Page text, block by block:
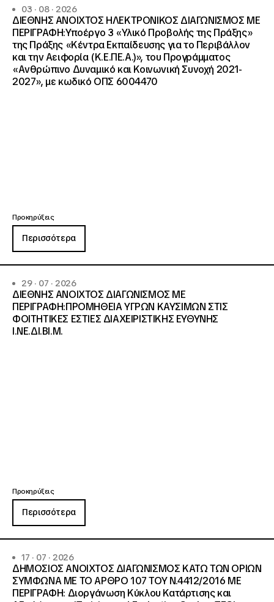
03 · 08 · 2026
ΔΙΕΘΝΗΣ ΑΝΟΙΧΤΟΣ ΗΛΕΚΤΡΟΝΙΚΟΣ ΔΙΑΓΩΝΙΣΜΟΣ ΜΕ
ΠΕΡΙΓΡΑΦΗ:Υποέργο 3 «Υλικό Προβολής της Πράξης»
της Πράξης «Κέντρα Εκπαίδευσης για το Περιβάλλον
και την Αειφορία (Κ.Ε.ΠΕ.Α.)», του Προγράμματος
«Ανθρώπινο Δυναμικό και Κοινωνική Συνοχή 2021-
2027», με κωδικό ΟΠΣ 6004470
Προκηρύξεις
Περισσότερα
29 · 07 · 2026
ΔΙΕΘΝΗΣ ΑΝΟΙΧΤΟΣ ΔΙΑΓΩΝΙΣΜΟΣ ΜΕ
ΠΕΡΙΓΡΑΦΗ:ΠΡΟΜΗΘΕΙΑ ΥΓΡΩΝ ΚΑΥΣΙΜΩΝ ΣΤΙΣ
ΦΟΙΤΗΤΙΚΕΣ ΕΣΤΙΕΣ ΔΙΑΧΕΙΡΙΣΤΙΚΗΣ ΕΥΘΥΝΗΣ
Ι.ΝΕ.ΔΙ.ΒΙ.Μ.
Προκηρύξεις
Περισσότερα
17 · 07 · 2026
ΔΗΜΟΣΙΟΣ ΑΝΟΙΧΤΟΣ ΔΙΑΓΩΝΙΣΜΟΣ ΚΑΤΩ ΤΩΝ ΟΡΙΩΝ
ΣΥΜΦΩΝΑ ΜΕ ΤΟ ΑΡΘΡΟ 107 ΤΟΥ Ν.4412/2016 ΜΕ
ΠΕΡΙΓΡΑΦΗ: Διοργάνωση Κύκλου Κατάρτισης και